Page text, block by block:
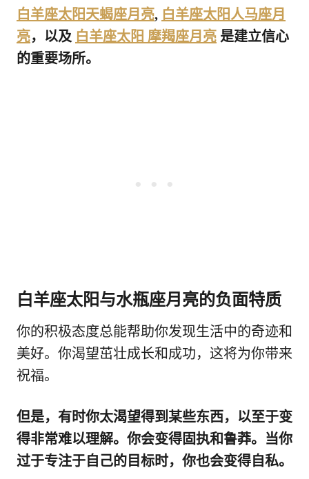
白羊座太阳天蝎座月亮, 白羊座太阳人马座月
亮，以及 白羊座太阳 摩羯座月亮 是建立信心
的重要场所。
白羊座太阳与水瓶座月亮的负面特质
你的积极态度总能帮助你发现生活中的奇迹和
美好。你渴望茁壮成长和成功，这将为你带来
祝福。
但是，有时你太渴望得到某些东西，以至于变
得非常难以理解。你会变得固执和鲁莽。当你
过于专注于自己的目标时，你也会变得自私。